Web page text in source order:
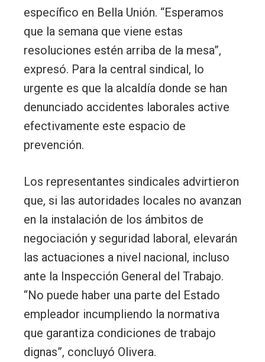
específico en Bella Unión. “Esperamos
que la semana que viene estas
resoluciones estén arriba de la mesa”,
expresó. Para la central sindical, lo
urgente es que la alcaldía donde se han
denunciado accidentes laborales active
efectivamente este espacio de
prevención.
Los representantes sindicales advirtieron
que, si las autoridades locales no avanzan
en la instalación de los ámbitos de
negociación y seguridad laboral, elevarán
las actuaciones a nivel nacional, incluso
ante la Inspección General del Trabajo.
“No puede haber una parte del Estado
empleador incumpliendo la normativa
que garantiza condiciones de trabajo
dignas”, concluyó Olivera.